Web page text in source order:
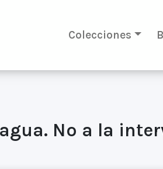
Colecciones
No a la